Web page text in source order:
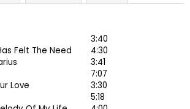
3:40
Felt The Need
4:30
3:41
7:07
Love
3:30
5:18